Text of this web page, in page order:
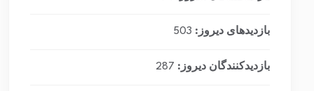
بازدیدهای دیروز: 503
بازدیدکنندگان دیروز: 287